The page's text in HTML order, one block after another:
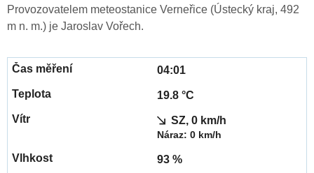
Provozovatelem meteostanice Verneřice (Ústecký kraj, 492
m n. m.) je Jaroslav Vořech.
04:01
19.8 °C
SZ, 0 km/h
Náraz: 0 km/h
93 %